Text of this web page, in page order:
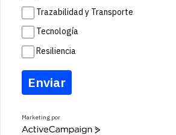
Trazabilidad y Transporte
Tecnología
Resiliencia
Enviar
Marketing por
A